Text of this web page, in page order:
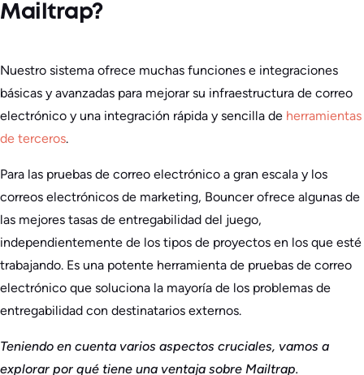
Mailtrap?
Nuestro sistema ofrece muchas funciones e integraciones
básicas y avanzadas para mejorar su infraestructura de correo
electrónico y una integración rápida y sencilla de herramientas
de terceros.
Para las pruebas de correo electrónico a gran escala y los
correos electrónicos de marketing, Bouncer ofrece algunas de
las mejores tasas de entregabilidad del juego,
independientemente de los tipos de proyectos en los que esté
trabajando. Es una potente herramienta de pruebas de correo
electrónico que soluciona la mayoría de los problemas de
entregabilidad con destinatarios externos.
Teniendo en cuenta varios aspectos cruciales, vamos a
explorar por qué tiene una ventaja sobre Mailtrap.